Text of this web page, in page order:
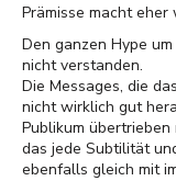
Prämisse macht eher
Den ganzen Hype
nicht verstanden.
Die Messages, die
nicht wirklich gut
Publikum übertrieben
das jede Subtilität
ebenfalls gleich mit